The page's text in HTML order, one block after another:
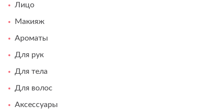
Лицо
Макияж
Ароматы
Для рук
Для тела
Для волос
Аксессуары